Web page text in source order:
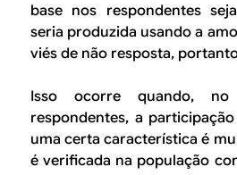
base nos respondentes
seria produzida usando a
viés de não resposta,
Isso ocorre quando,
respondentes, a
uma certa característica é
é verificada na população